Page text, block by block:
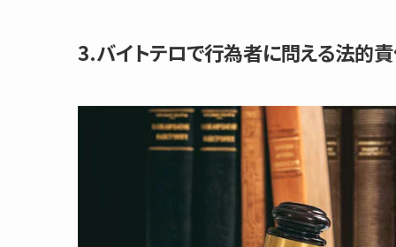
3.バイトテロで行為者に問える法的